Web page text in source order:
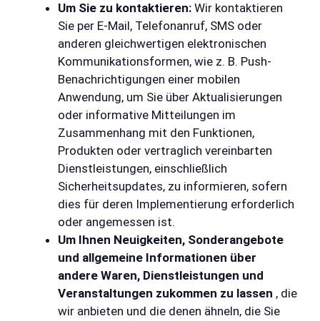
Um Sie zu kontaktieren: Wir kontaktieren
Sie per E-Mail, Telefonanruf, SMS oder
anderen gleichwertigen elektronischen
Kommunikationsformen, wie z. B. Push-
Benachrichtigungen einer mobilen
Anwendung, um Sie über Aktualisierungen
oder informative Mitteilungen im
Zusammenhang mit den Funktionen,
Produkten oder vertraglich vereinbarten
Dienstleistungen, einschließlich
Sicherheitsupdates, zu informieren, sofern
dies für deren Implementierung erforderlich
oder angemessen ist.
Um Ihnen Neuigkeiten, Sonderangebote
und allgemeine Informationen über
andere Waren, Dienstleistungen und
Veranstaltungen zukommen zu lassen , die
wir anbieten und die denen ähneln, die Sie